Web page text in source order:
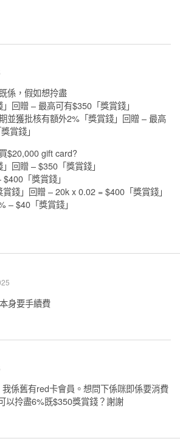
係，假如想拎盡
回贈 – 最高可有$350「獎賞錢」
並獲批核有額外2%「獎賞錢」回贈 – 最高
賞錢」
$20,000 gift card?
回贈 – $350「獎賞錢」
「獎賞錢」
錢」回贈 – 20k x 0.02 = $400「獎賞錢」
– $40「獎賞錢」
身要手續費
係舊有red卡會員。想問下係咪即係要消費
以拎盡6%既$350獎賞錢？謝謝